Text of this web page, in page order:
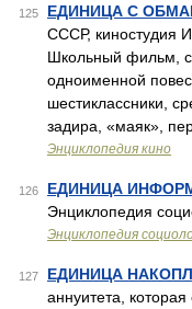
125 ЕДИНИЦА С
СССР, киностудия
Школьный фильм,
одноименной
шестиклассники,
задира, «маяк»,
Энциклопедия кино
126 ЕДИНИЦА
Энциклопедия
Энциклопедия
127 ЕДИНИЦА
аннуитета,